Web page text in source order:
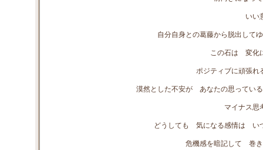
いい
自分自身との葛藤から脱出して
この石は 変化
ポジティブに頑張れ
漠然とした不安が あなたの思ってい
マイナス思
どうしても 気になる感情は い
危機感を暗記して 巻き